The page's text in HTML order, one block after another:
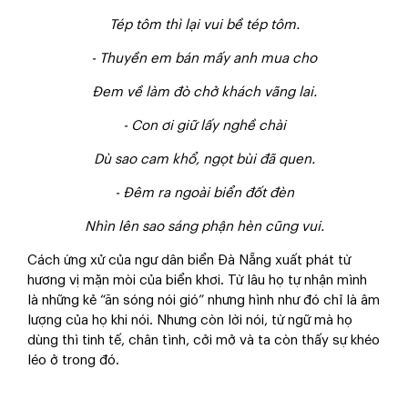
Tép tôm thì lại vui bề tép tôm.
- Thuyền em bán mấy anh mua cho
Đem về làm đò chở khách vãng lai.
- Con ơi giữ lấy nghề chài
Dù sao cam khổ, ngọt bùi đã quen.
- Đêm ra ngoài biển đốt đèn
Nhìn lên sao sáng phận hèn cũng vui.
Cách ứng xử của ngư dân biển Đà Nẵng xuất phát từ
hương vị mặn mòi của biển khơi. Từ lâu họ tự nhận mình
là những kẻ “ăn sóng nói gió” nhưng hình như đó chỉ là âm
lượng của họ khi nói. Nhưng còn lời nói, từ ngữ mà họ
dùng thì tinh tế, chân tình, cởi mở và ta còn thấy sự khéo
léo ở trong đó.